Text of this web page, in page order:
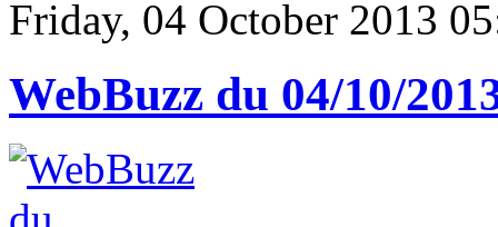
Friday, 04 October 2013
WebBuzz du 04/10/